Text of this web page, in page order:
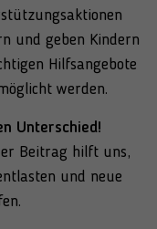
und geben Kindern
Hilfsangebote
werden.
Unterschied!
Beitrag hilft uns,
und neue